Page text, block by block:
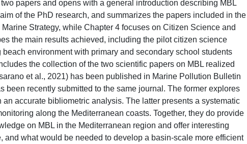
papers and opens with a general introduction describing MBL
of the PhD research, and summarizes the papers included in the
Strategy, while Chapter 4 focuses on Citizen Science and
the main results achieved, including the pilot citizen science
environment with primary and secondary school students
the collection of the two scientific papers on MBL realized
et al., 2021) has been published in Marine Pollution Bulletin
been recently submitted to the same journal. The former explores
accurate bibliometric analysis. The latter presents a systematic
along the Mediterranean coasts. Together, they do provide
on MBL in the Mediterranean region and offer interesting
and what would be needed to develop a basin-scale more efficient